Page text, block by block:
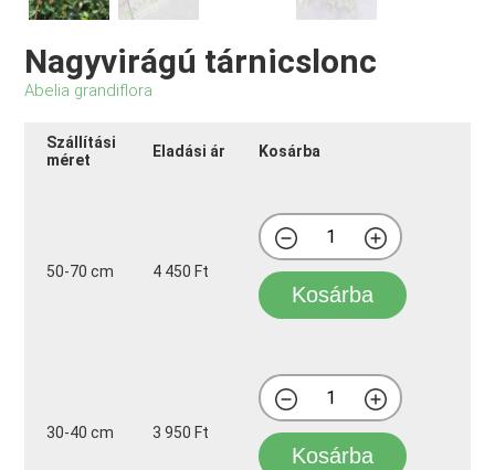
Nagyvirágú tárnicslonc
Abelia grandiflora
Szállítási
méret
Eladási ár Kosárba
50-70 cm 4 450 Ft
Kosárba
30-40 cm 3 950 Ft
Kosárba